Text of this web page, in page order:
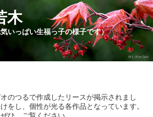
木
いっぱい生福っ子の様子です）
のつるで作成したリースが掲示されまし
をし、個性が光る各作品となっています。